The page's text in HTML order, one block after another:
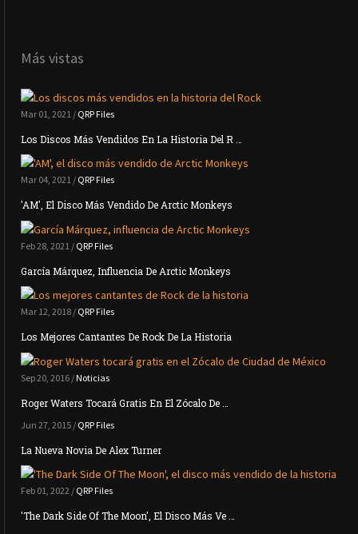
Más vistas
Mar 01, 2021 / QRP Files
Los Discos Más Vendidos En La Historia Del R …
Mar 04, 2021 / QRP Files
'AM', El Disco Más Vendido De Arctic Monkeys
Feb 28, 2021 / QRP Files
García Márquez, Influencia De Arctic Monkeys
Mar 12, 2018 / QRP Files
Los Mejores Cantantes De Rock De La Historia
Sep 20, 2016 / Noticias
Roger Waters Tocará Gratis En El Zócalo De …
Jun 27, 2015 / QRP Files
La Nueva Novia De Alex Turner
Feb 01, 2022 / QRP Files
'The Dark Side Of The Moon', El Disco Más Ve …